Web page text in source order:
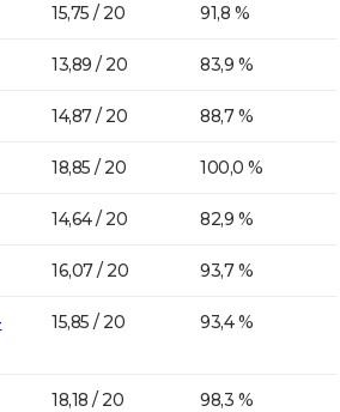
15,75 / 20 91,8 %
13,89 / 20 83,9 %
14,87 / 20 88,7 %
18,85 / 20 100,0 %
14,64 / 20 82,9 %
16,07 / 20 93,7 %
15,85 / 20 93,4 %
18,18 / 20 98,3 %